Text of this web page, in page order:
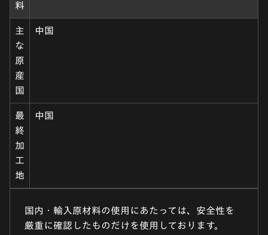
料
主
な
原
産
国
中国
最
終
加
工
地
中国
国内・輸入原材料の使用にあたっては、安全性を
厳重に確認したものだけを使用しております。